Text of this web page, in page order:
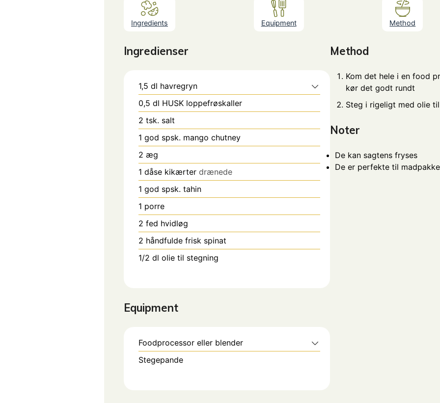
Ingredients Equipment Method
Ingredienser
1,5 dl havregryn
0,5 dl HUSK loppefrøskaller
2 tsk. salt
1 god spsk. mango chutney
2 æg
1 dåse kikærter drænede
1 god spsk. tahin
1 porre
2 fed hvidløg
2 håndfulde frisk spinat
1/2 dl olie til stegning
Equipment
Foodprocessor eller blender
Stegepande
Method
Kom det hele i en food
kør det godt rundt
Steg i rigeligt med olie
Noter
De kan sagtens fryses
De er perfekte til